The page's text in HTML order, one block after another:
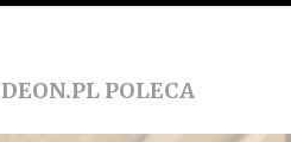
DEON.PL POLECA